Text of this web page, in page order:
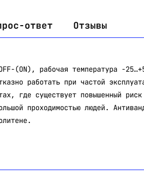
ответ Отзывы
(ON), рабочая температура -
работать при частой
где существует повышенный
проходимостью людей.